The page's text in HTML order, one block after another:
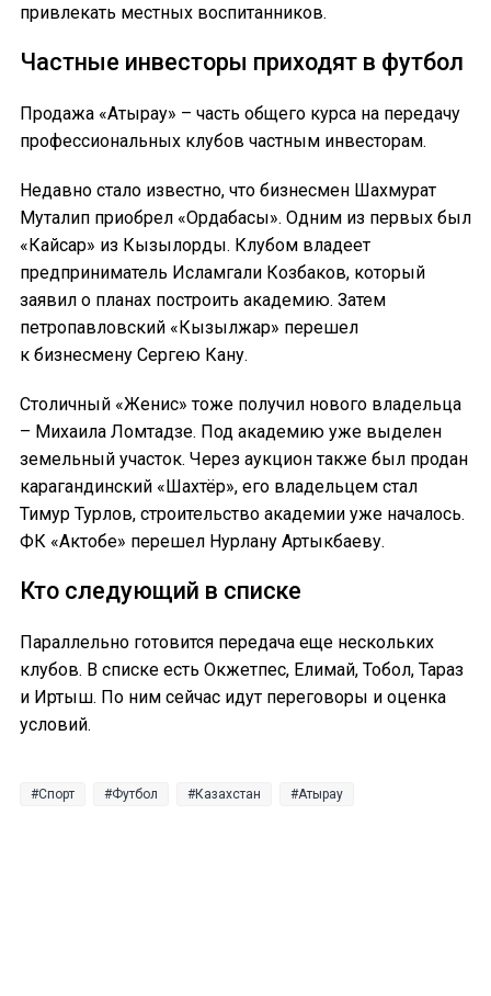
привлекать местных воспитанников.
Частные инвесторы приходят в футбол
Продажа «Атырау» – часть общего курса на передачу
профессиональных клубов частным инвесторам.
Недавно стало известно, что бизнесмен Шахмурат
Муталип приобрел «Ордабасы». Одним из первых был
«Кайсар» из Кызылорды. Клубом владеет
предприниматель Исламгали Козбаков, который
заявил о планах построить академию. Затем
петропавловский «Кызылжар» перешел
к бизнесмену Сергею Кану.
Столичный «Женис» тоже получил нового владельца
– Михаила Ломтадзе. Под академию уже выделен
земельный участок. Через аукцион также был продан
карагандинский «Шахтёр», его владельцем стал
Тимур Турлов, строительство академии уже началось.
ФК «Актобе» перешел Нурлану Артыкбаеву.
Кто следующий в списке
Параллельно готовится передача еще нескольких
клубов. В списке есть Окжетпес, Елимай, Тобол, Тараз
и Иртыш. По ним сейчас идут переговоры и оценка
условий.
Спорт Футбол Казахстан Атырау